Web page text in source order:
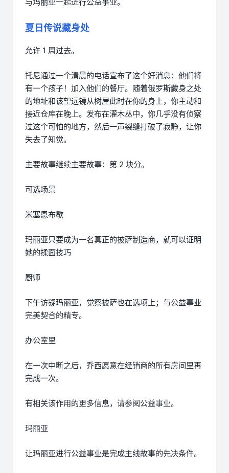
夏日传说藏身处
允许 1 周过去。
托尼通过一个清晨的电话宣布了这个好消息：他们将
有一个孩子！加入他们的餐厅。随着俄罗斯藏身之处
的地址和该望远镜从树屋此时在你的身上，你主动和
接近仓库在晚上。发布在灌木丛中，你几乎没有侦察
过这个可怕的地方，然后一声裂缝打破了寂静，让你
失去了知觉。
主要故事继续主要故事：第 2 块分。
可选场景
米塞恩布歇
玛丽亚只要成为一名真正的披萨制造商，就可以证明
她的揉面技巧
厨师
下午访疑玛丽亚，觉察披萨也在选项上；与公益事业
完美契合的精专。
办公室里
在一次中断之后，乔西愿意在经销商的所有房间里再
完成一次。
有相关该作用的更多信息，请参阅公益事业。
玛丽亚
让玛丽亚进行公益事业是完成主线故事的先决条件。